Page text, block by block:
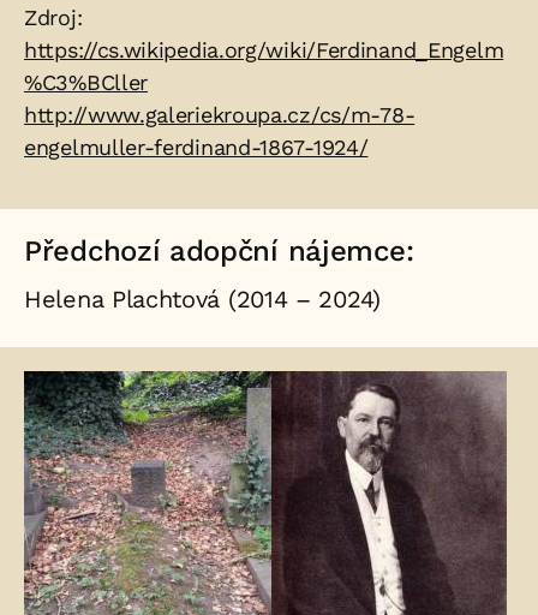
Zdroje:
Zdroj:
https://cs.wikipedia.org/wiki/Ferdinand_Engelm
%C3%BCller
http://www.galeriekroupa.cz/cs/m-78-
engelmuller-ferdinand-1867-1924/
Předchozí adopční nájemce:
Helena Plachtová (2014 – 2024)
Fotogalerie: